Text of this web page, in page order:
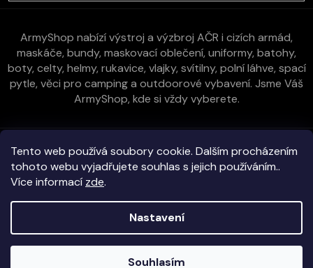
Tento web používá soubory cookie. Dalším procházením
tohoto webu vyjadřujete souhlas s jejich používáním..
Více informací zde.
Nastavení
Souhlasím
ArmyShop nabízí výstroj a výzbroj AČR i cizích armád,
maskáče, bundy, maskovací oblečení, uniformy, batohy,
boty, celty, helmy, rukavice, vlajky, svítilny, polní láhve, spací
pytle, věci pro camping a outdoorové vybavení. Jsme Váš
ArmyShop, kde si vždy vyberete.
Zákaznická péče
Vše o nákupu
E-ArmyShop.cz . Všechna práva vyhrazena.